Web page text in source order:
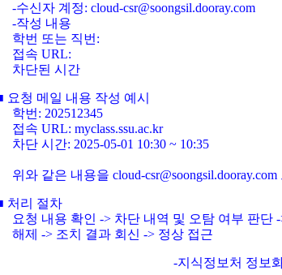
-수신자 계정: cloud-csr@soongsil.dooray.com
-작성 내용
학번 또는 직번:
접속 URL:
차단된 시간
요청 메일 내용 작성 예시
학번: 202512345
접속 URL: myclass.ssu.ac.kr
차단 시간: 2025-05-01 10:30 ~ 10:35
위와 같은 내용을 cloud-
처리 절차
요청 내용 확인 -> 차단 내역 및 오탐 여부 판단
해제 -> 조치 결과 회신 -> 정상 접근
-지식정보처 정보